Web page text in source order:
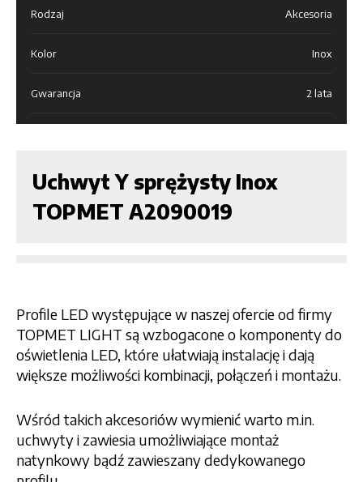
Rodzaj Akcesoria
Kolor Inox
Gwarancja 2 lata
Uchwyt Y sprężysty Inox
TOPMET A2090019
Profile LED występujące w naszej ofercie od firmy
TOPMET LIGHT są wzbogacone o komponenty do
oświetlenia LED, które ułatwiają instalację i dają
większe możliwości kombinacji, połączeń i montażu.
Wśród takich akcesoriów wymienić warto m.in.
uchwyty i zawiesia umożliwiające montaż
natynkowy bądź zawieszany dedykowanego